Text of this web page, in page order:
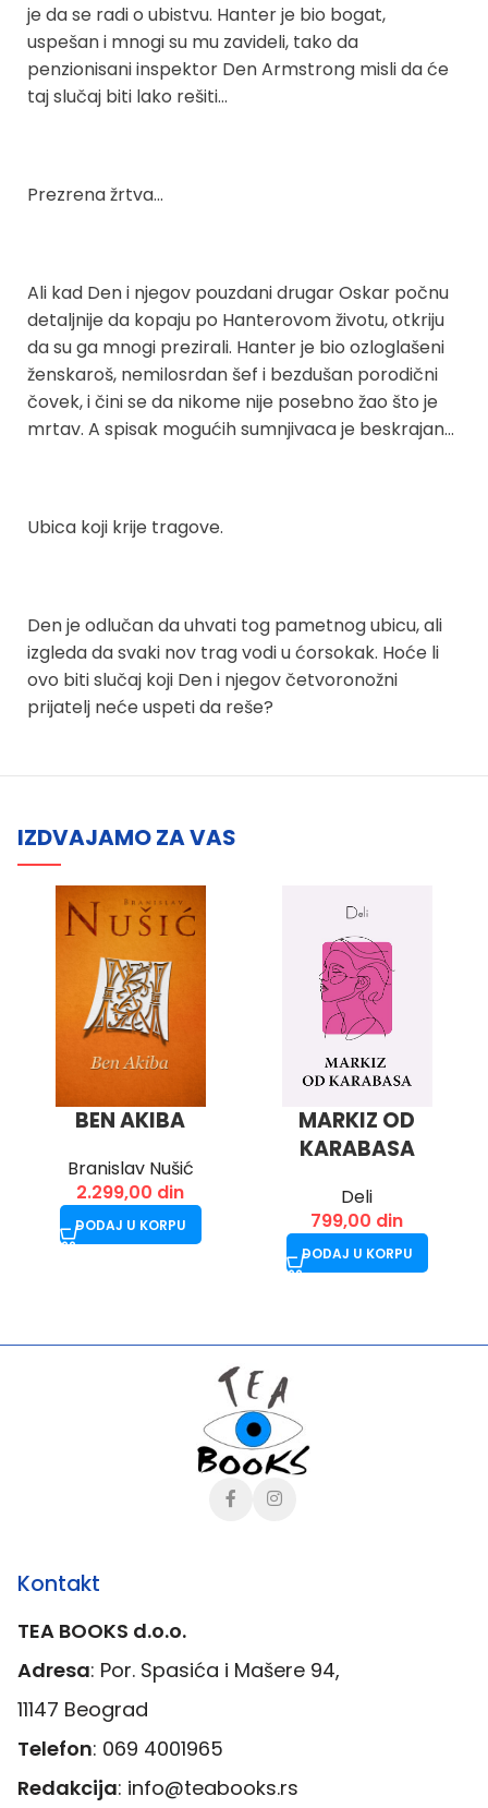
je da se radi o ubistvu. Hanter je bio bogat,
uspešan i mnogi su mu zavideli, tako da
penzionisani inspektor Den Armstrong misli da će
taj slučaj biti lako rešiti…
Prezrena žrtva…
Ali kad Den i njegov pouzdani drugar Oskar počnu
detaljnije da kopaju po Hanterovom životu, otkriju
da su ga mnogi prezirali. Hanter je bio ozloglašeni
ženskaroš, nemilosrdan šef i bezdušan porodični
čovek, i čini se da nikome nije posebno žao što je
mrtav. A spisak mogućih sumnjivaca je beskrajan…
Ubica koji krije tragove.
Den je odlučan da uhvati tog pametnog ubicu, ali
izgleda da svaki nov trag vodi u ćorsokak. Hoće li
ovo biti slučaj koji Den i njegov četvoronožni
prijatelj neće uspeti da reše?
IZDVAJAMO ZA VAS
BEN AKIBA
Branislav Nušić
2.299,00 din
DODAJ U KORPU
MARKIZ OD
KARABASA
Deli
799,00 din
DODAJ U KORPU
Kontakt
TEA BOOKS d.o.o.
Adresa: Por. Spasića i Mašere 94,
11147 Beograd
Telefon: 069 4001965
Redakcija: info@teabooks.rs